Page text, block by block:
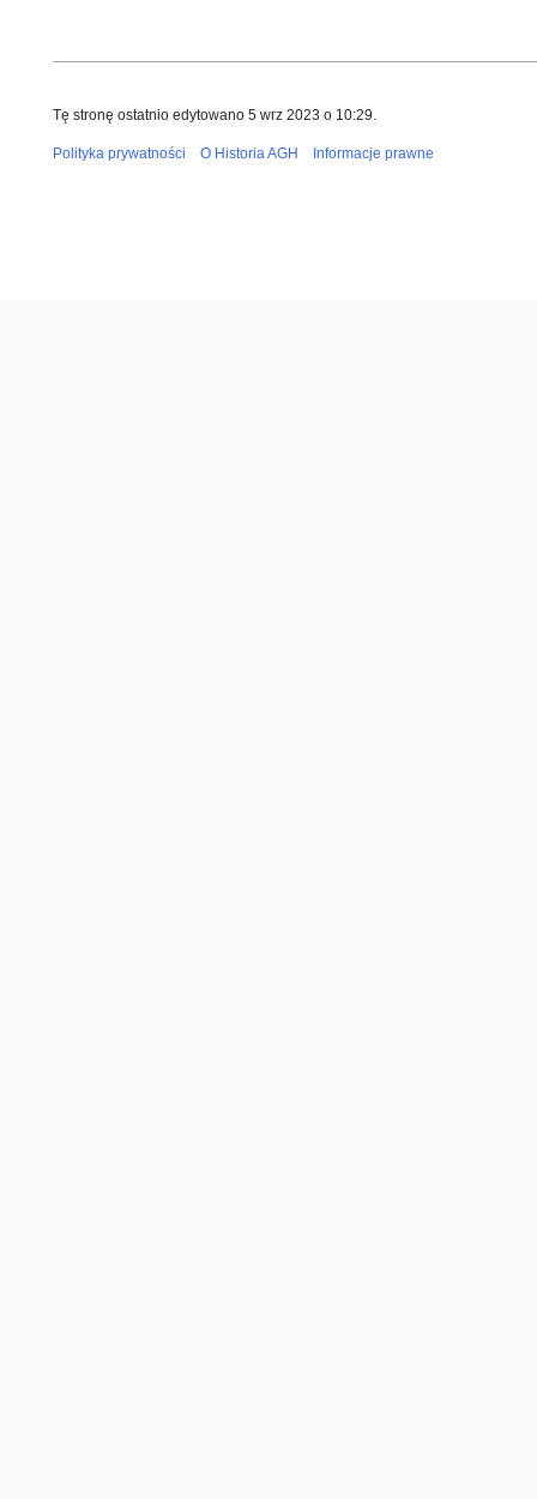
Tę stronę ostatnio edytowano 5 wrz 2023 o 10:29.
Polityka prywatności O Historia AGH Informacje prawne